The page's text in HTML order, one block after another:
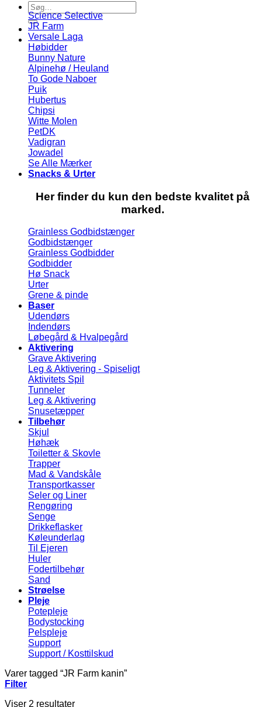
Søg
efter:
Science Selective
JR Farm
Versale Laga
Høbidder
Bunny Nature
Alpinehø / Heuland
To Gode Naboer
Puik
Hubertus
Chipsi
Witte Molen
PetDK
Vadigran
Jowadel
Se Alle Mærker
Snacks & Urter
Her finder du kun den bedste kvalitet på
marked.
Grainless Godbidstænger
Godbidstænger
Grainless Godbidder
Godbidder
Hø Snack
Urter
Grene & pinde
Baser
Udendørs
Indendørs
Løbegård & Hvalpegård
Aktivering
Grave Aktivering
Leg & Aktivering - Spiseligt
Aktivitets Spil
Tunneler
Leg & Aktivering
Snusetæpper
Tilbehør
Skjul
Høhæk
Toiletter & Skovle
Trapper
Mad & Vandskåle
Transportkasser
Seler og Liner
Rengøring
Senge
Drikkeflasker
Køleunderlag
Til Ejeren
Huler
Fodertilbehør
Sand
Strøelse
Pleje
Potepleje
Bodystocking
Pelspleje
Support
Support / Kosttilskud
Varer tagged “JR Farm kanin”
Filter
Viser 2 resultater